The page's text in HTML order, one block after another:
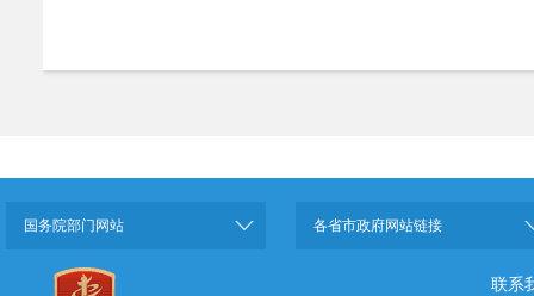
国务院部门网站 各省市政府网站链接
联系